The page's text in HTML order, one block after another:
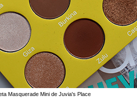
Masquerade Mini de Juvia's Place